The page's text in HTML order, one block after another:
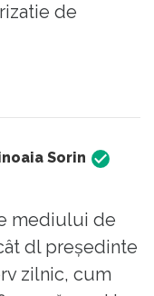
de
avize,
Sorin
mediului de
dl președinte
zilnic, cum